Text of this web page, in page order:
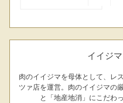
イイジ
肉のイイジマを母体として、レ
ツァ店を運営。肉のイイジマの
と「地産地消」にこだわ